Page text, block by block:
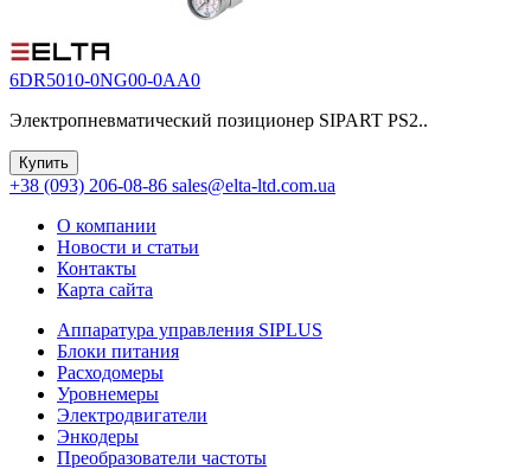
6DR5010-0NG00-0AA0
Электропневматический позиционер SIPART PS2..
Купить
+38 (093) 206-08-86 sales@elta-ltd.com.ua
О компании
Новости и статьи
Контакты
Карта сайта
Аппаратура управления SIPLUS
Блоки питания
Расходомеры
Уровнемеры
Электродвигатели
Энкодеры
Преобразователи частоты